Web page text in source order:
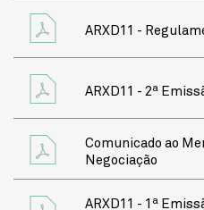
ARXD11 -
ARXD11 - 2ª
Comunicado ao
Negociação
ARXD11 - 1ª